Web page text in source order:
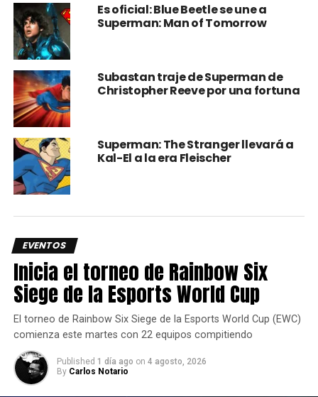
Durante los próximos 13, 14 y 15 de Marzo, dentro del
marco de La Mole 2020,Tom Welling (Clark
Michael
Rosenbaum (Lex Luthor), estarán presentes para firmar
problema es que con Tom Welling los boletos ya están
agotados.
Es oficial: Blue Beetle se une a
Superman: Man of Tomorrow
Subastan traje de Superman de
Christopher Reeve por una fortuna
Superman: The Stranger llevará a
Kal-El a la era Fleischer
EVENTOS
Inicia el torneo de Rainbow Six
Siege de la Esports World Cup
El torneo de Rainbow Six Siege de la Esports World Cup (EWC)
comienza este martes con 22 equipos compitiendo
Published 1 día ago on 4 agosto, 2026
By Carlos Notario